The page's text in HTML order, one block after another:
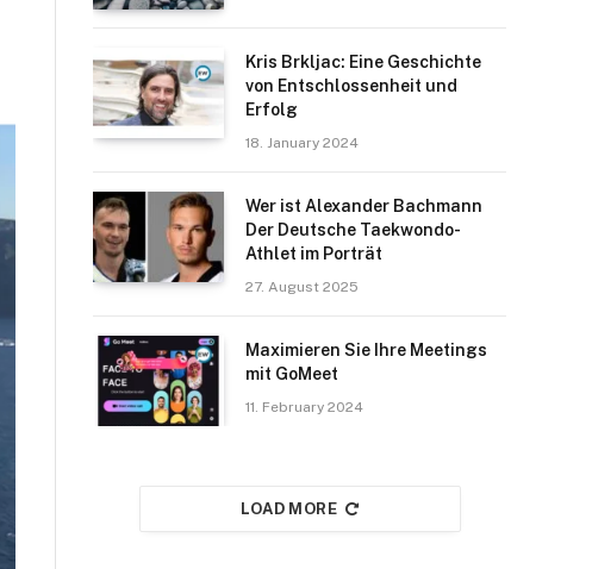
Kris Brkljac: Eine Geschichte
von Entschlossenheit und
Erfolg
18. January 2024
Wer ist Alexander Bachmann
Der Deutsche Taekwondo-
Athlet im Porträt
27. August 2025
Maximieren Sie Ihre Meetings
mit GoMeet
11. February 2024
LOAD MORE